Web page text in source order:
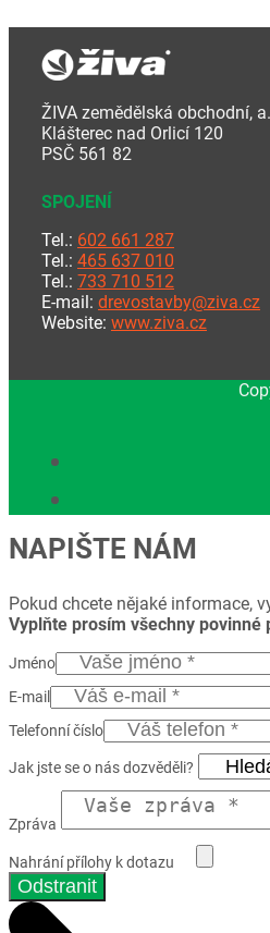
ŽIVA zemědělská obchodní,
Klášterec nad Orlicí 120
PSČ 561 82
SPOJENÍ
Tel.: 602 661 287
Tel.: 465 637 010
Tel.: 733 710 512
E-mail: drevostavby@ziva.cz
Website: www.ziva.cz
NAPIŠTE NÁM
Pokud chcete nějaké informace,
Vyplňte prosím všechny povinné
Jméno
E-mail
Telefonní číslo
Jak jste se o nás dozvěděli?
Zpráva
Nahrání přílohy k dotazu
Odstranit